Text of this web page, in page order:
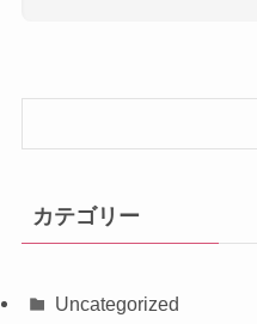
カテゴリー
Uncategorized